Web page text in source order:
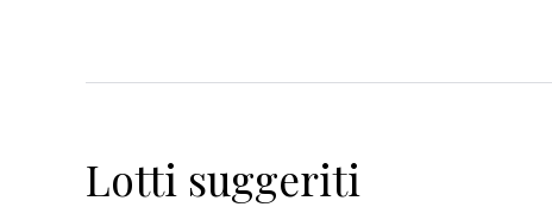
Lotti suggeriti